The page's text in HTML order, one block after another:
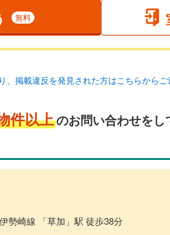
無料
、掲載違反を発見された方はこちらから
件以上のお問い合わせをし
勢崎線 「草加」駅 徒歩38分